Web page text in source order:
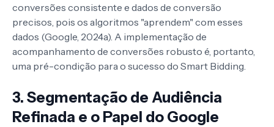
conversões consistente e dados de conversão
precisos, pois os algoritmos "aprendem" com esses
dados (Google, 2024a). A implementação de
acompanhamento de conversões robusto é, portanto,
uma pré-condição para o sucesso do Smart Bidding.
3. Segmentação de Audiência
Refinada e o Papel do Google